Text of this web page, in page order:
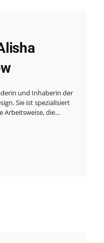
und Inhaberin der
Sie ist spezialisiert
Arbeitsweise, die...